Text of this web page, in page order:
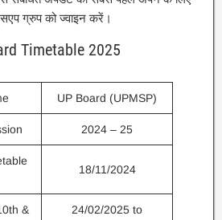
ग्रुप को ज्वाइन करें।
Timetable 2025
UP Board (UPMSP)
2024 – 25
18/11/2024
&
24/02/2025 to